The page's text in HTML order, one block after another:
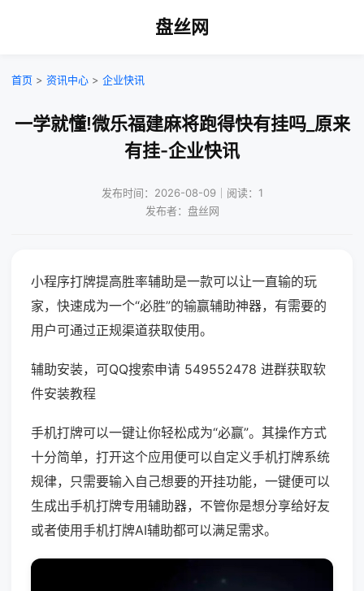
盘丝网
首页 > 资讯中心 > 企业快讯
一学就懂!微乐福建麻将跑得快有挂吗_原来
有挂-企业快讯
发布时间：2026-08-09｜阅读：1
发布者：盘丝网
小程序打牌提高胜率辅助是一款可以让一直输的玩
家，快速成为一个“必胜”的输赢辅助神器，有需要的
用户可通过正规渠道获取使用。
辅助安装，可QQ搜索申请 549552478 进群获取软
件安装教程
手机打牌可以一键让你轻松成为“必赢”。其操作方式
十分简单，打开这个应用便可以自定义手机打牌系统
规律，只需要输入自己想要的开挂功能，一键便可以
生成出手机打牌专用辅助器，不管你是想分享给好友
或者使用手机打牌AI辅助都可以满足需求。